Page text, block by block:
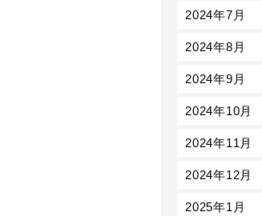
2024年7月
2024年8月
2024年9月
2024年10月
2024年11月
2024年12月
2025年1月